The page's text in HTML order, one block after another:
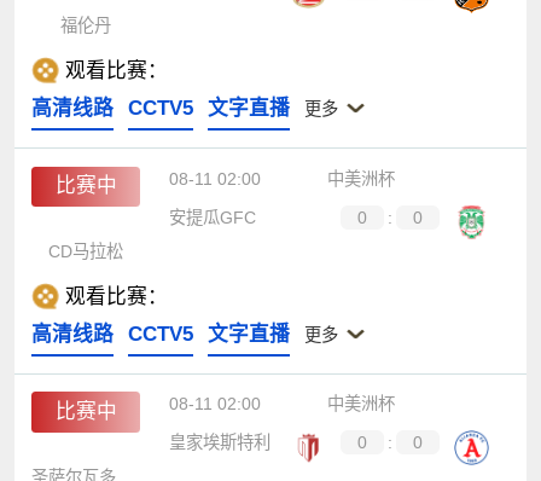
福伦丹
观看比赛：
高清线路
CCTV5 文字直播 更多
比赛中 08-11 02:00
中美洲杯
安提瓜GFC
0 :
0
CD马拉松
观看比赛：
高清线路
CCTV5 文字直播 更多
比赛中 08-11 02:00
中美洲杯
皇家埃斯特利
0 :
0